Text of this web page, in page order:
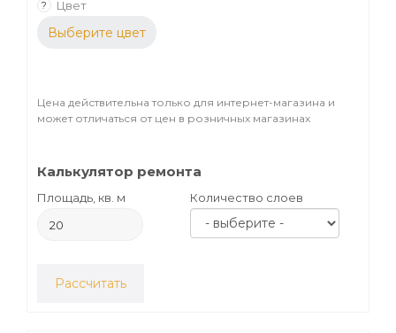
? Цвет
Выберите цвет
Цена действительна только для интернет-магазина и
может отличаться от цен в розничных магазинах
Калькулятор ремонта
Площадь, кв. м Количество слоев
Рассчитать